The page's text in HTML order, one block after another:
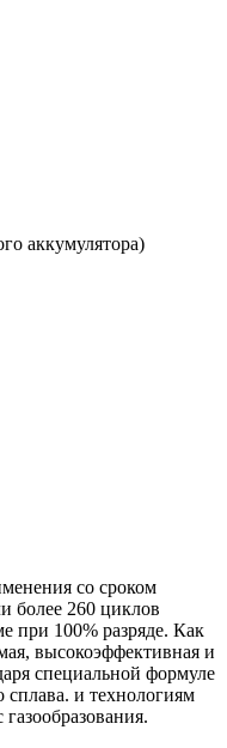
аккумулятора)
со сроком
более 260 циклов
при 100% разряде. Как
высокоэффективная и
специальной формуле
сплава. и технологиям